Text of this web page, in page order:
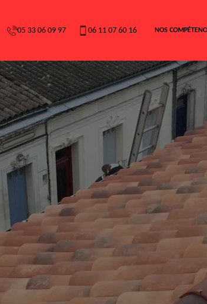
05 33 06 09 97 06 11 07 60 16 NOS